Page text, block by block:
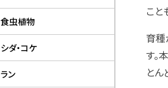
こと
育種
す。
と
食虫植物
シダ・コケ
ラン